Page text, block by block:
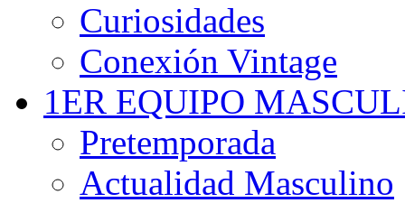
Curiosidades
Conexión Vintage
1ER EQUIPO
Pretemporada
Actualidad Masculino